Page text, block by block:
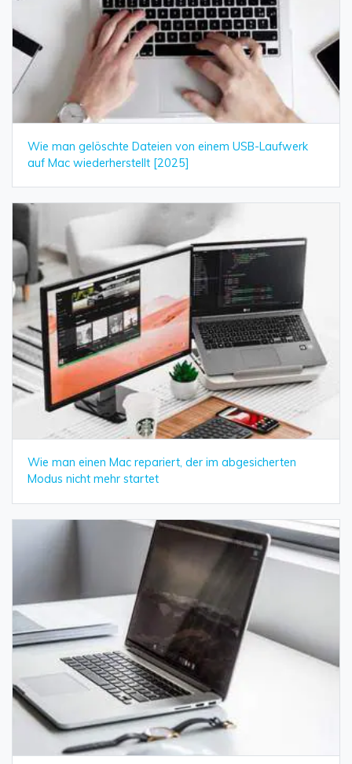
Wie man gelöschte Dateien von einem USB-Laufwerk
auf Mac wiederherstellt [2025]
Wie man einen Mac repariert, der im abgesicherten
Modus nicht mehr startet